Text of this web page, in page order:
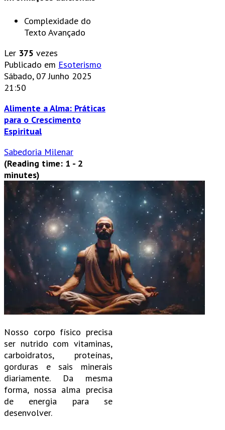
Complexidade do
Texto Avançado
Ler 375 vezes
Publicado em Esoterismo
Sábado, 07 Junho 2025
21:50
Alimente a Alma: Práticas
para o Crescimento
Espiritual
Sabedoria Milenar
(Reading time: 1 - 2
minutes)
Nosso corpo físico precisa
ser nutrido com vitaminas,
carboidratos, proteínas,
gorduras e sais minerais
diariamente. Da mesma
forma, nossa alma precisa
de energia para se
desenvolver.